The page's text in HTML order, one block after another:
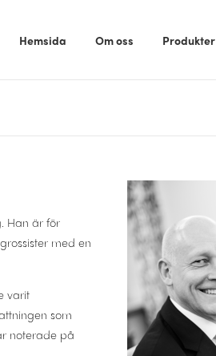
Hemsida Om oss Produkter
Han är för
med en
varit
som
noterade på